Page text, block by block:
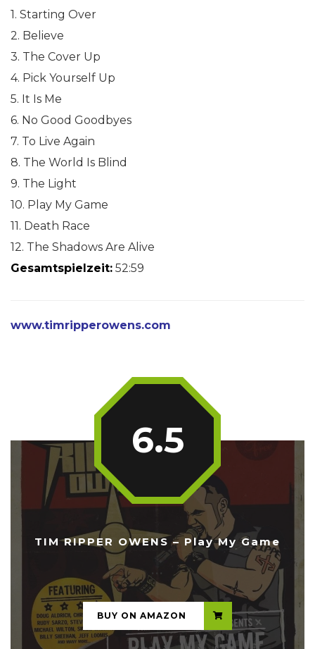
1. Starting Over
2. Believe
3. The Cover Up
4. Pick Yourself Up
5. It Is Me
6. No Good Goodbyes
7. To Live Again
8. The World Is Blind
9. The Light
10. Play My Game
11. Death Race
12. The Shadows Are Alive
Gesamtspielzeit: 52:59
www.timripperowens.com
TIM RIPPER OWENS – Play My Game
6.5
...
BUY ON AMAZON